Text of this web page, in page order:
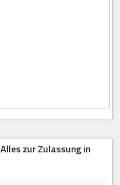
zur Zulassung in